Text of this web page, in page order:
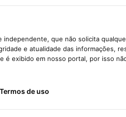
independente, que não solicita
e atualidade das informações,
é exibido em nosso portal, por isso
Termos de uso